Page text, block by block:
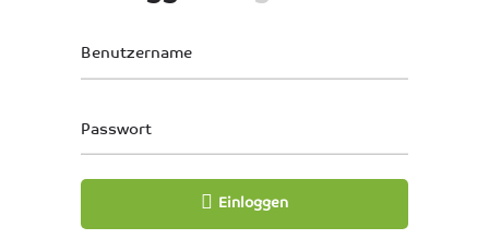
Benutzername
Passwort
Einloggen